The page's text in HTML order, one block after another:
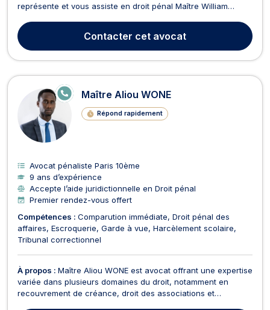
représente et vous assiste en droit pénal Maître William
de la victime devant le tribunal correctionnel, le Tribunal pour
enfants, la cour d’appel et la cour d’assis...
Contacter cet avocat
Maître Aliou WONE
Répond rapidement
E
N
N
E
Avocat pénaliste Paris 10ème
9 ans d’expérience
Accepte l’aide juridictionnelle en Droit pénal
Premier rendez-vous offert
Compétences : Comparution immédiate Droit pénal des
affaires Escroquerie Garde à vue Harcèlement scolaire
Tribunal correctionnel
À propos : Maître Aliou WONE est avocat offrant une expertise
variée dans plusieurs domaines du droit, notamment en
recouvrement de créance, droit des associations et